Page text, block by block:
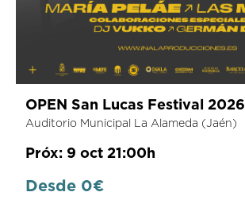
OPEN San Lucas Festival 2026
Auditorio Municipal La Alameda (Jaén)
Próx: 9 oct 21:00h
Desde 0€